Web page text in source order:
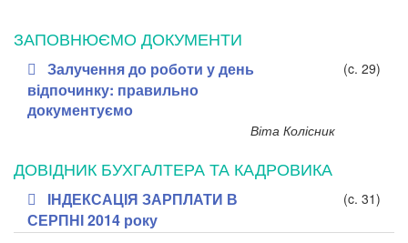
ЗАПОВНЮЄМО ДОКУМЕНТИ
Залучення до роботи у день
відпочинку: правильно
документуємо
(c. 29)
Віта Колісник
ДОВІДНИК БУХГАЛТЕРА ТА КАДРОВИКА
ІНДЕКСАЦІЯ ЗАРПЛАТИ В
СЕРПНІ 2014 року
(c. 31)